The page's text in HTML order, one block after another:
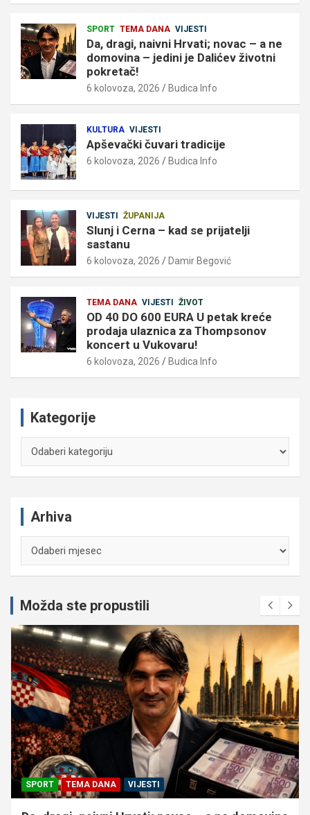
SPORT TEMA DANA VIJESTI
Da, dragi, naivni Hrvati; novac – a ne
domovina – jedini je Dalićev životni
pokretač!
6 kolovoza, 2026 Budica Info
KULTURA VIJESTI
Apševački čuvari tradicije
6 kolovoza, 2026 Budica Info
VIJESTI ŽUPANIJA
Slunj i Cerna – kad se prijatelji
sastanu
6 kolovoza, 2026 Damir Begović
TEMA DANA VIJESTI ŽIVOT
OD 40 DO 600 EURA U petak kreće
prodaja ulaznica za Thompsonov
koncert u Vukovaru!
6 kolovoza, 2026 Budica Info
Kategorije
Arhiva
Možda ste propustili
SPORT TEMA DANA VIJESTI